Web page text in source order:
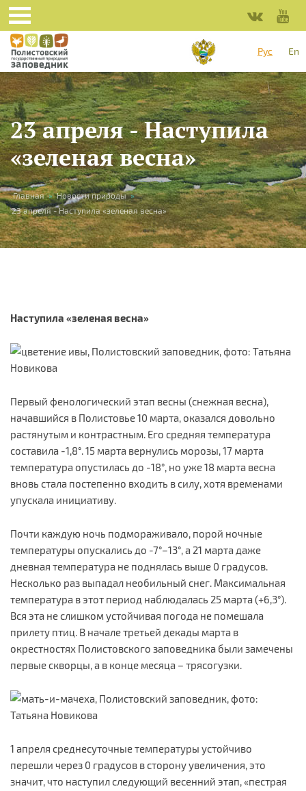
Перейти к основному содержанию
Рус
En
23 апреля - Наступила
«зеленая весна»
Вы здесь
Главная » Новости природы »
23 апреля - Наступила «зеленая весна»
Наступила «зеленая весна»
Первый фенологический этап весны (снежная весна),
начавшийся в Полистовье 10 марта, оказался довольно
растянутым и контрастным. Его средняя температура
составила -1,8°. 15 марта вернулись морозы, 17 марта
температура опустилась до -18°, но уже 18 марта весна
вновь стала постепенно входить в силу, хотя временами
упускала инициативу.
Почти каждую ночь подмораживало, порой ночные
температуры опускались до -7°–13°, а 21 марта даже
дневная температура не поднялась выше 0 градусов.
Несколько раз выпадал необильный снег. Максимальная
температура в этот период наблюдалась 25 марта (+6,3°).
Вся эта не слишком устойчивая погода не помешала
прилету птиц. В начале третьей декады марта в
окрестностях Полистовского заповедника были замечены
первые скворцы, а в конце месяца – трясогузки.
1 апреля среднесуточные температуры устойчиво
перешли через 0 градусов в сторону увеличения, это
значит, что наступил следующий весенний этап, «пестрая